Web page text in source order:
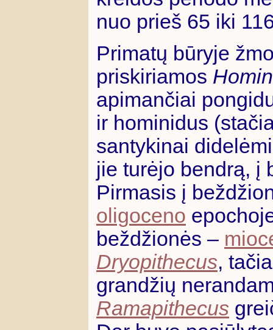
nuo prieš 65 iki
Primatų būryje
priskiriamos
apimančiai
ir hominidus
santykinai
jie turėjo bendrą, į
Pirmasis į
oligoceno
beždžionės –
Dryopithecus,
grandžių
Ramapithecus